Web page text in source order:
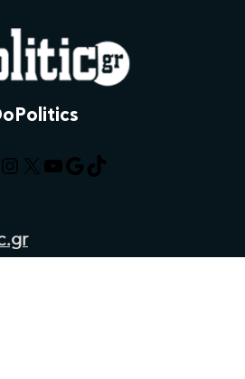
Instagram
X YouTube
Google
TikTok